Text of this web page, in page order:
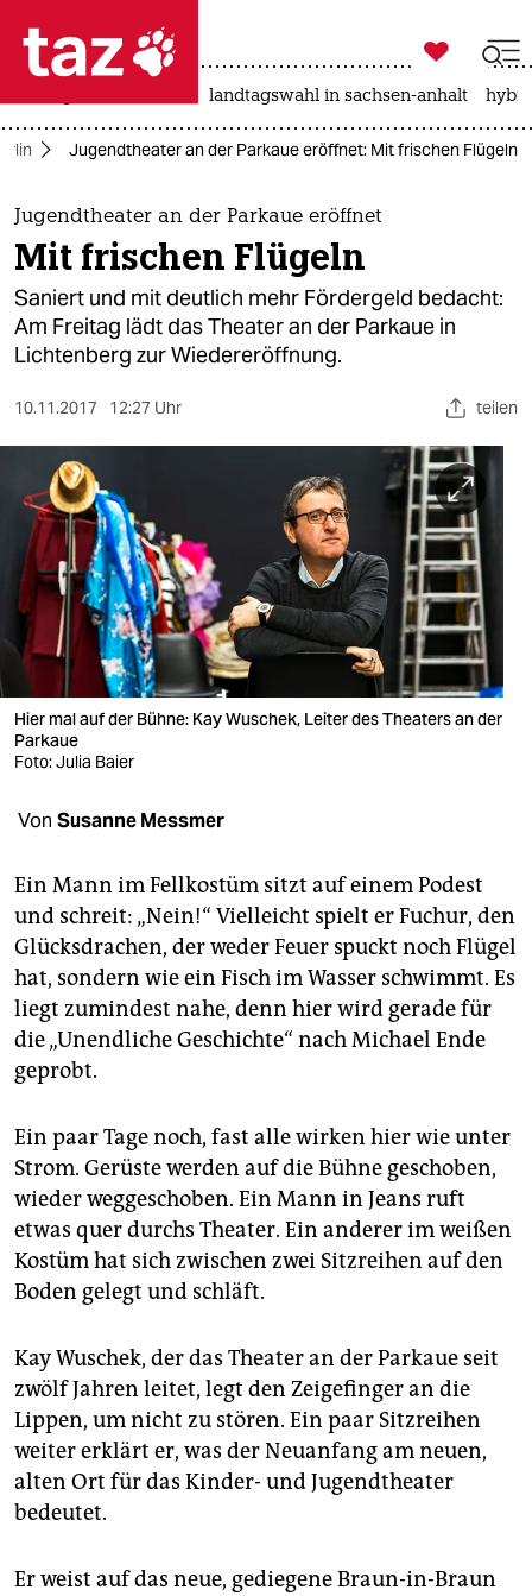
 taz zahl ich
taz zahl ich
themen
politik
öko
gesellschaft
sport
berlin
nord
wahrheit
verlag
verlag
shop
fragen & hilfe
unterstützen
abo
genossenschaft
epaper login

taz zahl ich
landtagswahl in sachsen-anhalt
Jugendtheater an der Parkaue eröffnet: Mit frischen Flügeln
Jugendtheater an der Parkaue eröffnet
Mit frischen Flügeln
Saniert und mit deutlich mehr Fördergeld bedacht:
Am Freitag lädt das Theater an der Parkaue in
Lichtenberg zur Wiedereröffnung.
10.11.2017 12:27 Uhr teilen
Hier mal auf der Bühne: Kay Wuschek, Leiter des Theaters an der
Parkaue
Foto: Julia Baier
Von Susanne Messmer
Ein Mann im Fellkostüm sitzt auf einem Podest
und schreit: „Nein!“ Vielleicht spielt er Fuchur, den
Glücksdrachen, der weder Feuer spuckt noch Flügel
hat, sondern wie ein Fisch im Wasser schwimmt. Es
liegt zumindest nahe, denn hier wird gerade für
die „Unendliche Geschichte“ nach Michael Ende
geprobt.
Ein paar Tage noch, fast alle wirken hier wie unter
Strom. Gerüste werden auf die Bühne geschoben,
wieder weggeschoben. Ein Mann in Jeans ruft
etwas quer durchs Theater. Ein anderer im weißen
Kostüm hat sich zwischen zwei Sitzreihen auf den
Boden gelegt und schläft.
Kay Wuschek, der das Theater an der Parkaue seit
zwölf Jahren leitet, legt den Zeigefinger an die
Lippen, um nicht zu stören. Ein paar Sitzreihen
weiter erklärt er, was der Neuanfang am neuen,
alten Ort für das Kinder- und Jugendtheater
bedeutet.
Er weist auf das neue, gediegene Braun-in-Braun